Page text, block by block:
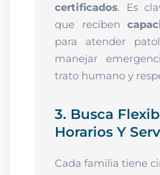
certificados. Es
que reciben
para atender
manejar
trato humano y
3. Busca
Horarios Y
Cada familia tiene